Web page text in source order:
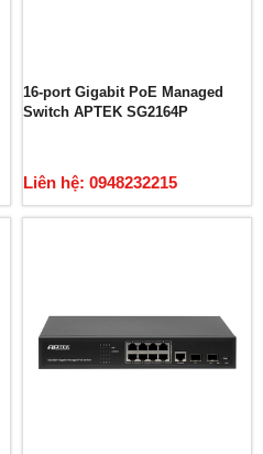
16-port Gigabit PoE Managed
Switch APTEK SG2164P
Liên hệ: 0948232215